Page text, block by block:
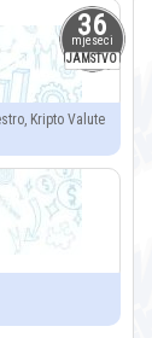
36
mjeseci
JAMSTVO
Kripto Valute